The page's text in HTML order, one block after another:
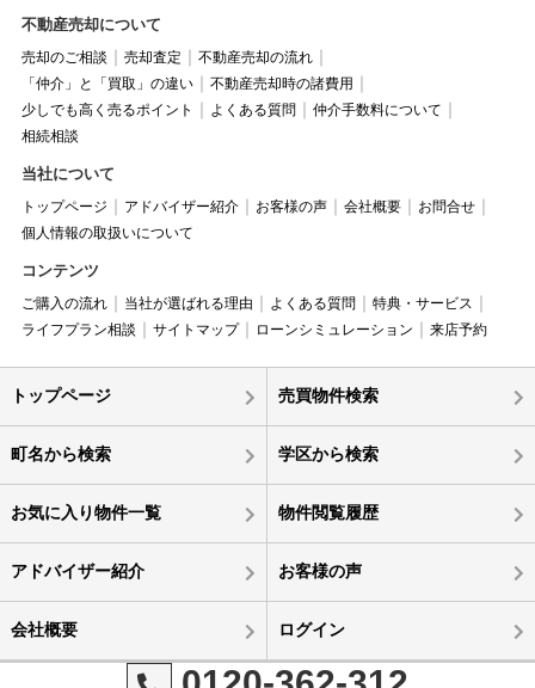
不動産売却について
売却のご相談 売却査定
不動産売却の流れ
「仲介」と「買取」の違い
不動産売却時の諸費用
少しでも高く売るポイント
よくある質問
仲介手数料について
相続相談
当社について
トップページ アドバイザー紹介 お客様の声 会社概要
お問合せ
個人情報の取扱いについて
コンテンツ
ご購入の流れ 当社が選ばれる理由 よくある質問
特典・サービス
ライフプラン相談
サイトマップ ローンシミュレーション 来店予約
トップページ 売買物件検索
町名から検索 学区から検索
お気に入り物件一覧 物件閲覧履歴
アドバイザー紹介 お客様の声
会社概要 ログイン